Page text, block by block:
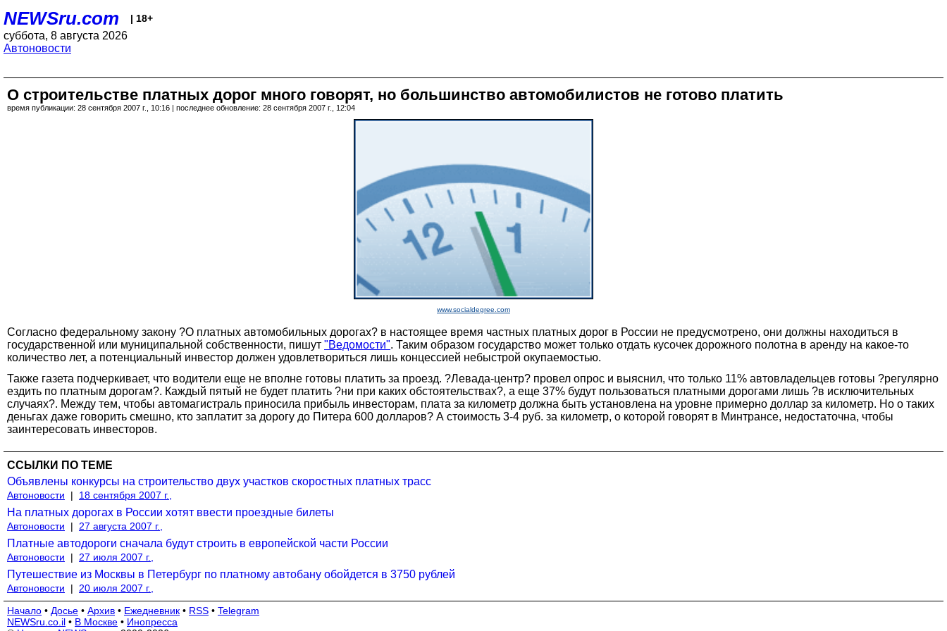
NEWSru.com | 18+
суббота, 8 августа 2026
Автоновости
О строительстве платных дорог много говорят, но большинство автомобилистов не готово платить
время публикации: 28 сентября 2007 г., 10:16 | последнее обновление: 28 сентября 2007 г., 12:04
www.socialdegree.com
Согласно федеральному закону ?О платных автомобильных дорогах? в настоящее время частных платных дорог в России не предусмотрено, они должны находиться в
государственной или муниципальной собственности, пишут "Ведомости". Таким образом государство может только отдать кусочек дорожного полотна в аренду на какое-то
количество лет, а потенциальный инвестор должен удовлетвориться лишь концессией небыстрой окупаемостью.
Также газета подчеркивает, что водители еще не вполне готовы платить за проезд. ?Левада-центр? провел опрос и выяснил, что только 11% автовладельцев готовы ?регулярно
ездить по платным дорогам?. Каждый пятый не будет платить ?ни при каких обстоятельствах?, а еще 37% будут пользоваться платными дорогами лишь ?в исключительных
случаях?. Между тем, чтобы автомагистраль приносила прибыль инвесторам, плата за километр должна быть установлена на уровне примерно доллар за километр. Но о таких
деньгах даже говорить смешно, кто заплатит за дорогу до Питера 600 долларов? А стоимость 3-4 руб. за километр, о которой говорят в Минтрансе, недостаточна, чтобы
заинтересовать инвесторов.
ССЫЛКИ ПО ТЕМЕ
Объявлены конкурсы на строительство двух участков скоростных платных трасс
Автоновости | 18 сентября 2007 г.,
На платных дорогах в России хотят ввести проездные билеты
Автоновости | 27 августа 2007 г.,
Платные автодороги сначала будут строить в европейской части России
Автоновости | 27 июля 2007 г.,
Путешествие из Москвы в Петербург по платному автобану обойдется в 3750 рублей
Автоновости |
20 июля 2007 г.,
Начало • Досье • Архив • Ежедневник • RSS • Telegram
NEWSru.co.il • В Москве • Инопресса